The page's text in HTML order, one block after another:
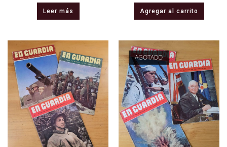
Leer más Agregar al carrito
AGOTADO